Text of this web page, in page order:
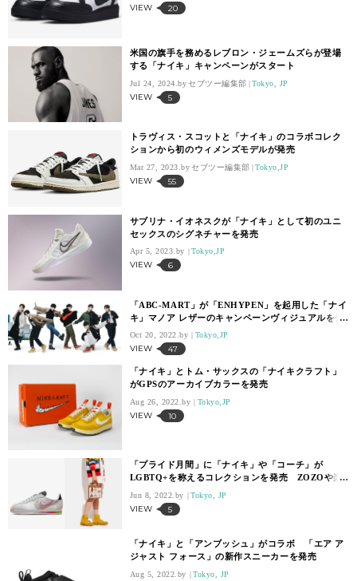
VIEW 20
米国の旗手を務めるレブロン・ジェームズらが登場
する「ナイキ」キャンペーンがスタート
Jul 24, 2024. セブツー編集部 Tokyo, JP
VIEW 5
トラヴィス・スコットと「ナイキ」のコラボコレク
ションから初のウィメンズモデルが発売
Mar 27, 2023. セブツー編集部 Tokyo,JP
VIEW 55
サブリナ・イオネスクが「ナイキ」として初のユニ
セックスのシグネチャーを発売
Apr 5, 2023. Tokyo,JP
VIEW 6
「ABC-MART」が「ENHYPEN」を起用した「ナイ
キ」マノア レザーのキャンペーンヴィジュアルを公
開
Oct 20, 2022. Tokyo,JP
VIEW 47
「ナイキ」とトム・サックスの「ナイキクラフト」
がGPSのアーカイブカラーを発売
Aug 26, 2022. Tokyo,JP
VIEW 10
「プライド月間」に「ナイキ」や「コーチ」が
LGBTQ+を称えるコレクションを発売 ZOZOや楽
Jun 8, 2022. Tokyo, JP
VIEW 5
「ナイキ」と「アンブッシュ」がコラボ 「エア ア
ジャスト フォース」の新作スニーカーを発売
Aug 5, 2022. Tokyo, JP